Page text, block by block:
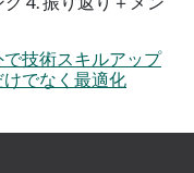
技術スキルアップ
でなく最適化